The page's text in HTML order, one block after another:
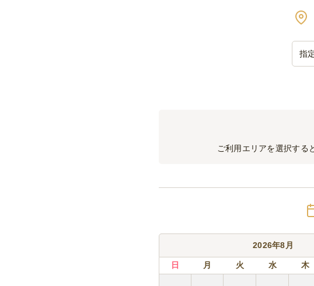
ご利用エリアを選択する
2026年8月
日 月 火 水 木